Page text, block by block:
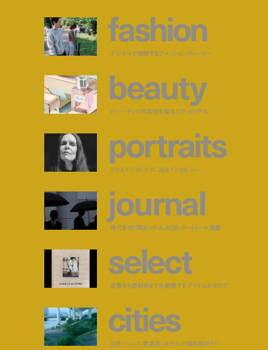
fashion
デジタルで表現するファッションストーリー
beauty
ビューティの可能性を探るエディトリアル
portraits
クリエイティビティに迫るインタビュー
journal
時代を切り取るコラム、対談、ポートレート連載
select
定番から最新作までを網羅するアイテムカタログ
cities
注目ショップ、飲食店、ホテルの保存版ガイド